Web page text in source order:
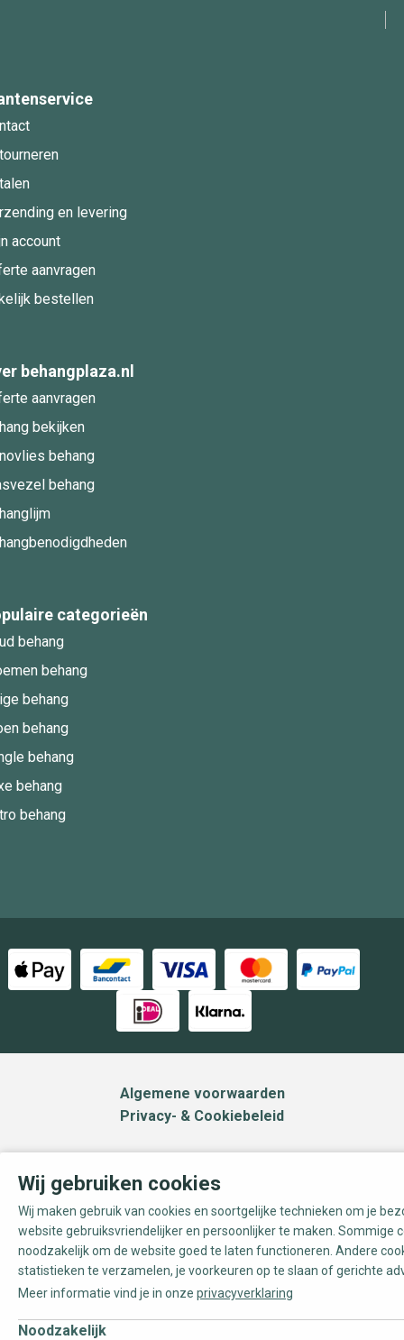
en levering
account
aanvragen
bestellen
behangplaza.nl
aanvragen
bekijken
behang
behang
categorieën
behang
behang
behang
behang
behang
behang
behang
Algemene voorwaarden
Privacy- & Cookiebeleid
Wij gebruiken cookies
Wij maken gebruik van cookies en soortgelijke technieken om je
website gebruiksvriendelijker en persoonlijker te maken. Sommige
noodzakelijk om de website goed te laten functioneren. Andere
statistieken te verzamelen, je voorkeuren op te slaan of gerichte
Meer informatie vind je in onze privacyverklaring
Noodzakelijk